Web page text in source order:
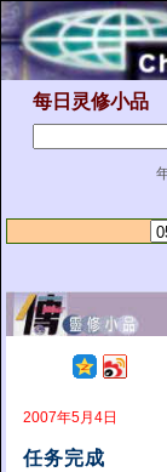
每日灵修小品
2007年5月4日
任务完成